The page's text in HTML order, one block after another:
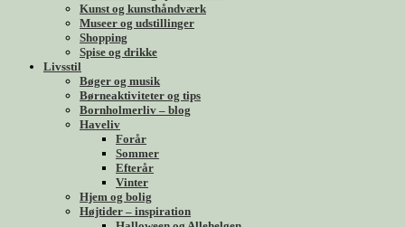
Kunst og kunsthåndværk
Museer og udstillinger
Shopping
Spise og drikke
Livsstil
Bøger og musik
Børneaktiviteter og tips
Bornholmerliv – blog
Haveliv
Forår
Sommer
Efterår
Vinter
Hjem og bolig
Højtider – inspiration